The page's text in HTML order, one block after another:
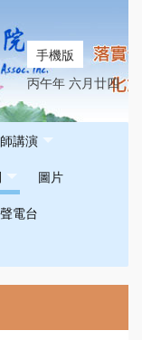
手機版
丙午年 六月廿四
講演
圖片
電台